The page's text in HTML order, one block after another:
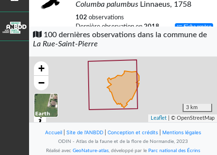
Columba palumbus Linnaeus, 1758
102 observations
Dernière observation en 2018 Fiche espèce
Corneille noire
Corvus coroneLinnaeus, 1758
observations
Dernière observation en
Troglodyte mignon
Troglodytes troglodytes
(Linnaeus,
Dernière observation en
100 dernières observations dans la commune de
La Rue-Saint-Pierre
+
−
3 km
Leaflet | © OpenStreetMap
Accueil Site de l'ANBDD Conception et crédits Mentions légales
ODIN - Atlas de la faune et de la flore de Normandie, 2023
Réalisé avec GeoNature-atlas, développé par le Parc national des Écrins